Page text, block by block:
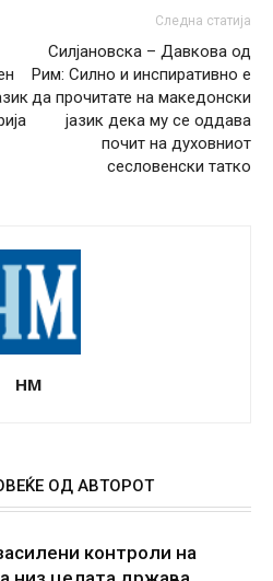
Следна статија
Силјановска – Давкова од
Рим: Силно и инспиративно е
да прочитате на македонски
јазик дека му се оддава
почит на духовниот
сесловенски татко
НМ
ОД АВТОРОТ
контроли на